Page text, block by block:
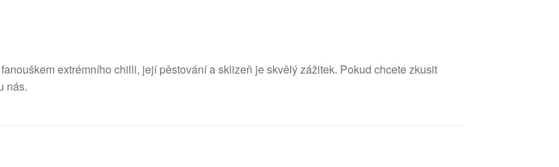
extrémního chilli, její pěstování a sklizeň je skvělý zážitek. Pokud chcete zkusit
nás.